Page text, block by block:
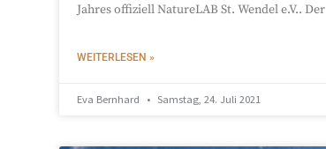
Jahres offiziell NatureLAB St. Wendel e.V.. Der
WEITERLESEN »
Eva Bernhard Samstag, 24. Juli 2021